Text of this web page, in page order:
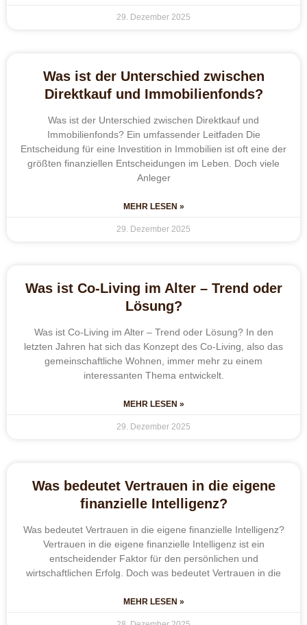
29. Dezember 2025
Was ist der Unterschied zwischen
Direktkauf und Immobilienfonds?
Was ist der Unterschied zwischen Direktkauf und
Immobilienfonds? Ein umfassender Leitfaden Die
Entscheidung für eine Investition in Immobilien ist oft eine der
größten finanziellen Entscheidungen im Leben. Doch viele
Anleger
MEHR LESEN »
29. Dezember 2025
Was ist Co-Living im Alter – Trend oder
Lösung?
Was ist Co-Living im Alter – Trend oder Lösung? In den
letzten Jahren hat sich das Konzept des Co-Living, also das
gemeinschaftliche Wohnen, immer mehr zu einem
interessanten Thema entwickelt.
MEHR LESEN »
29. Dezember 2025
Was bedeutet Vertrauen in die eigene
finanzielle Intelligenz?
Was bedeutet Vertrauen in die eigene finanzielle Intelligenz?
Vertrauen in die eigene finanzielle Intelligenz ist ein
entscheidender Faktor für den persönlichen und
wirtschaftlichen Erfolg. Doch was bedeutet Vertrauen in die
MEHR LESEN »